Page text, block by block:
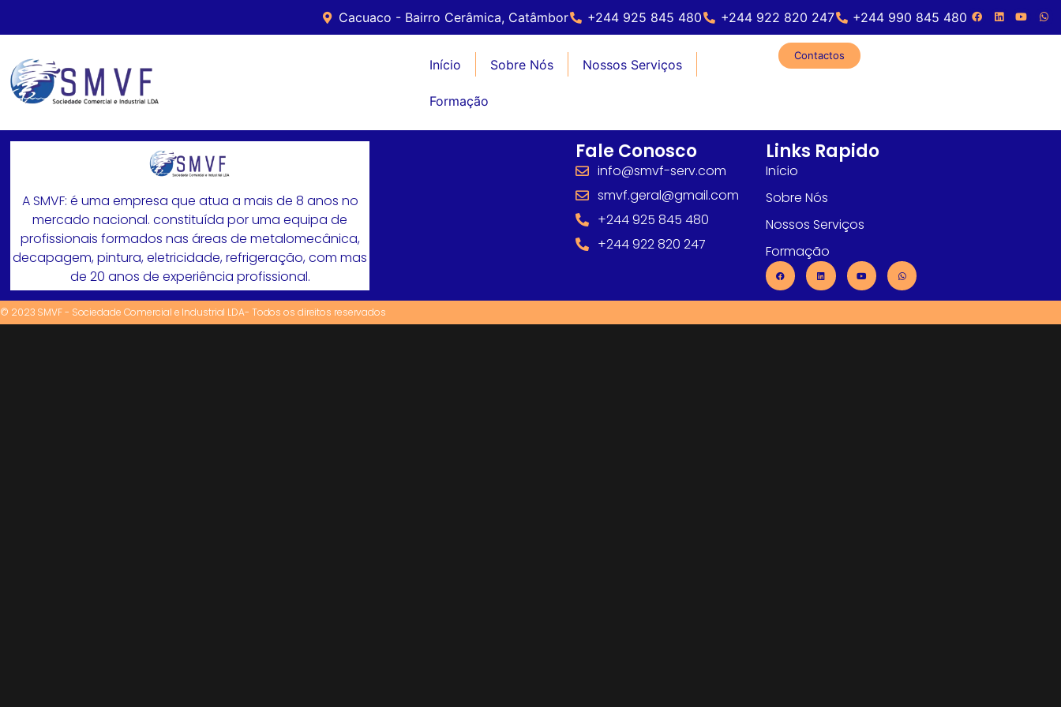
Cacuaco - Bairro Cerâmica, Catâmbor +244 925 845 480 +244 922 820 247 +244 990 845 480
Contactos
Início Sobre Nós Nossos Serviços
Formação
A SMVF: é uma empresa que atua a mais de 8 anos no
mercado nacional. constituída por uma equipa de
profissionais formados nas áreas de metalomecânica,
decapagem, pintura, eletricidade, refrigeração, com mas
de 20 anos de experiência profissional.
Fale Conosco
info@smvf-serv.com
smvf.geral@gmail.com
+244 925 845 480
+244 922 820 247
Links Rapido
Início
Sobre Nós
Nossos Serviços
Formação
© 2023 SMVF - Sociedade Comercial e Industrial LDA- Todos os direitos reservados